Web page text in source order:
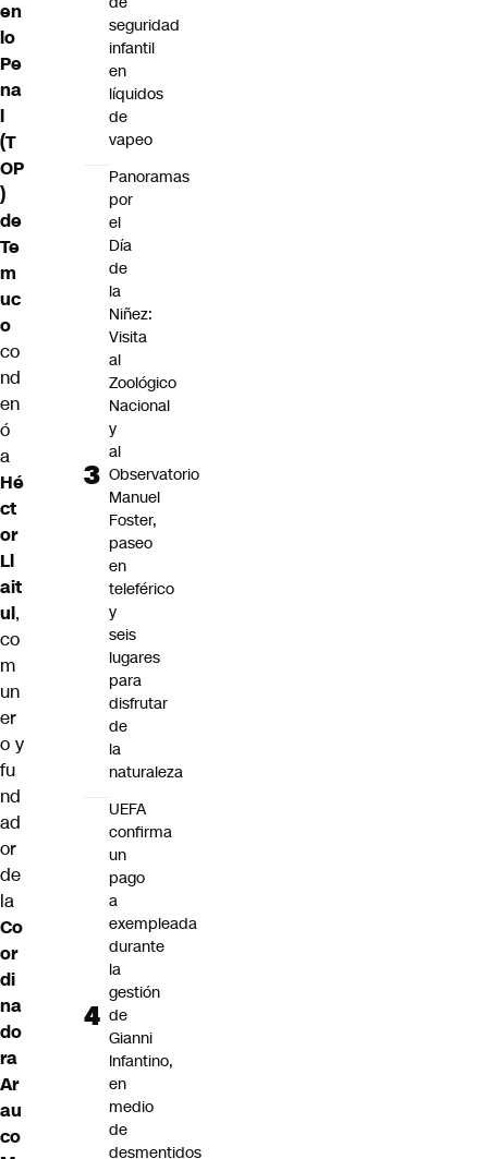
en
lo
Pe
na
l
(T
OP
)
de
Te
m
uc
o
co
nd
en
ó
a
Hé
ct
or
Ll
ait
ul,
co
m
un
er
o y
fu
nd
ad
or
de
la
Co
or
di
na
do
ra
Ar
au
co
seguridad
infantil
en
líquidos
de
vapeo
Panoramas
por
el
Día
de
la
Niñez:
Visita
al
Zoológico
Nacional
y
al
Observatorio
Manuel
Foster,
paseo
en
teleférico
y
seis
lugares
para
disfrutar
de
la
naturaleza
UEFA
confirma
un
pago
a
exempleada
durante
la
gestión
de
Gianni
Infantino,
en
medio
de
desmentidos